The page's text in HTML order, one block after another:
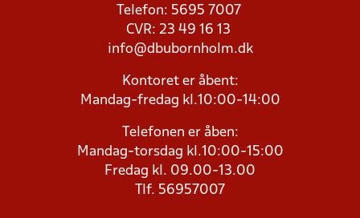
Telefon: 5695 7007
CVR: 23 49 16 13
info@dbubornholm.dk
Kontoret er åbent:
Mandag-fredag kl.10:00-14:00
Telefonen er åben:
Mandag-torsdag kl.10:00-15:00
Fredag kl. 09.00-13.00
Tlf. 56957007